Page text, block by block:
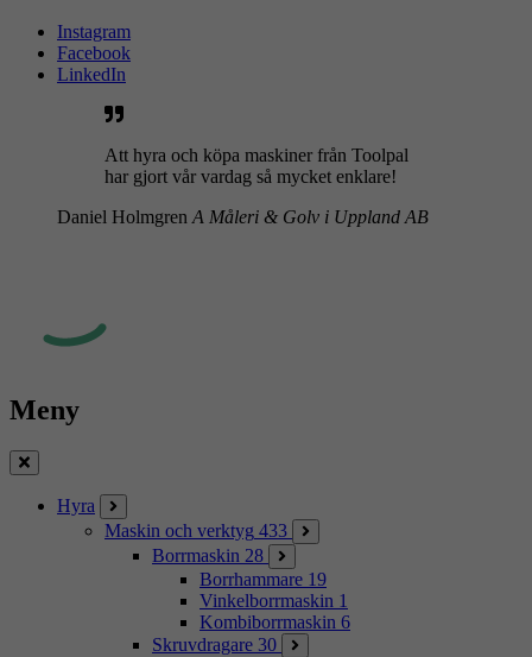
Instagram
Facebook
LinkedIn
Att hyra och köpa maskiner från Toolpal
har gjort vår vardag så mycket enklare!
Daniel Holmgren A Måleri & Golv i Uppland AB
Meny
Stäng
Hyra
Maskin och verktyg 433
Borrmaskin 28
Borrhammare 19
Vinkelborrmaskin 1
Kombiborrmaskin 6
Skruvdragare 30